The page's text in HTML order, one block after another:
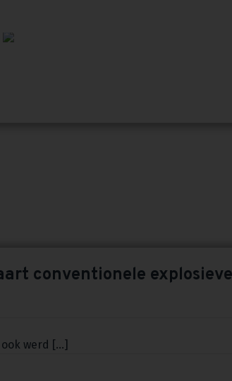
conventionele
werd [...]